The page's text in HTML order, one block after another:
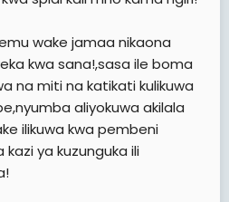
wake jamaa nikaona
kwa sana!,sasa ile boma
na miti na katikati kulikuwa
aliyokuwa akilala
ilikuwa kwa pembeni
ya kuzunguka ili